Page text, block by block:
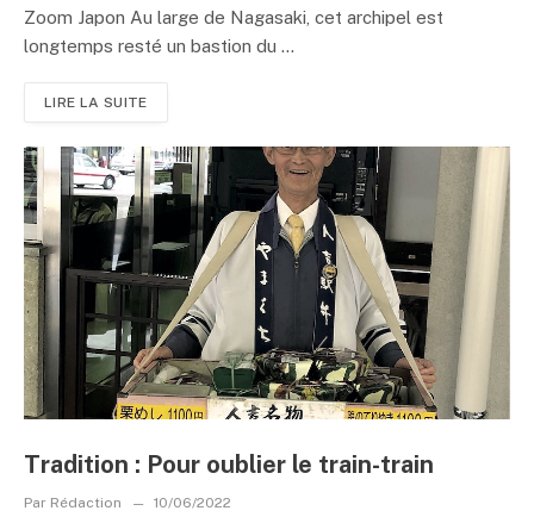
Zoom Japon Au large de Nagasaki, cet archipel est
longtemps resté un bastion du ...
LIRE LA SUITE
Tradition : Pour oublier le train-train
Par Rédaction 10/06/2022